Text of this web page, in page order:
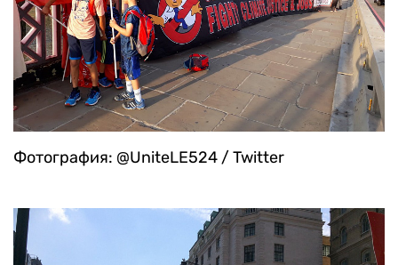
Фотография: @UniteLE524 / Twitter